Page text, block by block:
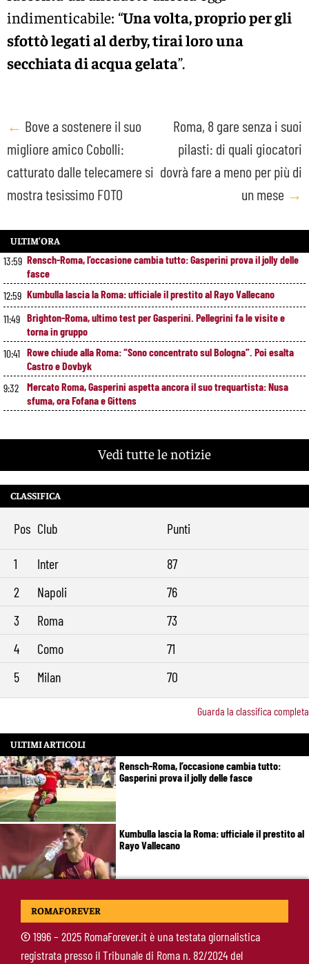
indimenticabile: “Una volta, proprio per gli
sfottò legati al derby, tirai loro una
secchiata di acqua gelata”.
Post
navigation
← Bove a sostenere il suo
migliore amico Cobolli:
catturato dalle telecamere si
mostra tesissimo FOTO
Roma, 8 gare senza i suoi
pilasti: di quali giocatori
dovrà fare a meno per più di
un mese →
ULTIM’ORA
13:59 Rensch-Roma, l’occasione cambia tutto: Gasperini prova il jolly delle
fasce
12:59 Kumbulla lascia la Roma: ufficiale il prestito al Rayo Vallecano
11:49 Brighton-Roma, ultimo test per Gasperini. Pellegrini fa le visite e
torna in gruppo
10:41 Rowe chiude alla Roma: “Sono concentrato sul Bologna”. Poi esalta
Castro e Dovbyk
9:32
Mercato Roma, Gasperini aspetta ancora il suo trequartista: Nusa
sfuma, ora Fofana e Gittens
Vedi tutte le notizie
CLASSIFICA
Pos Club Punti
1 Inter
87
2
Napoli
76
3
Roma
73
4
Como
71
5
Milan 70
Guarda la classifica completa
ULTIMI ARTICOLI
Rensch-Roma, l’occasione cambia tutto:
Gasperini prova il jolly delle fasce
Kumbulla lascia la Roma: ufficiale il prestito al
Rayo Vallecano
Brighton-Roma, ultimo test per Gasperini.
ROMAFOREVER
©1996 – 2025 RomaForever.it è una testata giornalistica
registrata presso il Tribunale di Roma n. 82/2024 del